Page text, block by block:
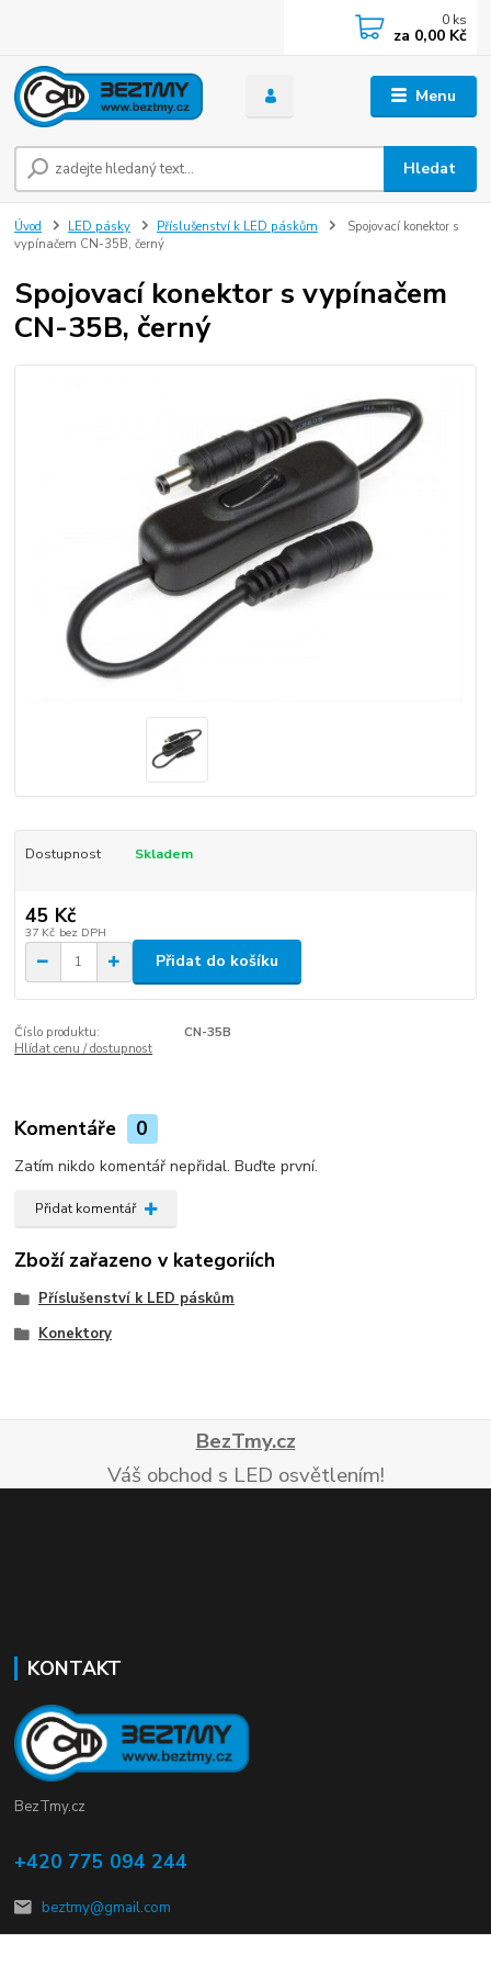
Menu
Hledat
0 ks
za 0,00 Kč
Úvod LED pásky Příslušenství k LED páskům
Spojovací konektor s
vypínačem CN-35B, černý
Spojovací konektor s vypínačem
CN-35B, černý
Dostupnost Skladem
45 Kč
37 Kč bez DPH
Přidat do košíku
Číslo produktu:
CN-35B
Hlídat cenu / dostupnost
Komentáře 0
Zatím nikdo komentář nepřidal. Buďte první.
Přidat komentář
Zboží zařazeno v kategoriích
Příslušenství k LED páskům
Konektory
BezTmy.cz
Váš obchod s LED osvětlením!
KONTAKT
BezTmy.cz
+420 775 094 244
beztmy@gmail.com